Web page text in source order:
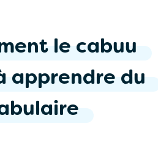
le cabuu
apprendre du